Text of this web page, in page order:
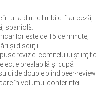
una dintre limbile: franceză,
spaniolă.
este de 15 de minute,
şi discuţii.
reviziei comitetului ştiinţific
prealabilă și după
de double blind peer-review
în volumul conferinţei,